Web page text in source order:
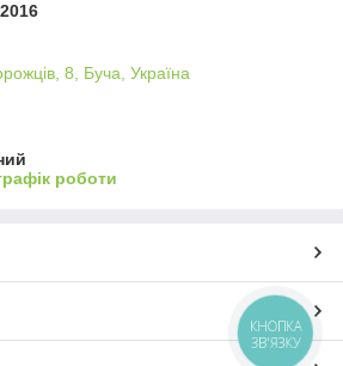
8, Буча, Україна
роботи
КНОПКА
ЗВ'ЯЗКУ